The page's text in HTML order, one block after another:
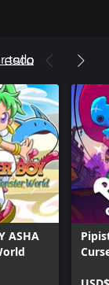
esto
todo
ASHA